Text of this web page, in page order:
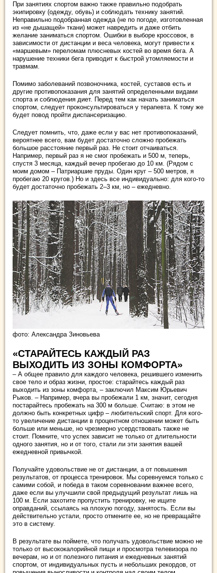
При занятиях спортом важно также правильно подобрать
экипировку (одежду, обувь) и соблюдать технику занятий.
Неправильно подобранная одежда (не по погоде, изготовленная
из «не дышащей» ткани) может навредить и даже отбить
желание заниматься спортом. Ошибки в выборе кроссовок, в
зависимости от дистанции и веса человека, могут привести к
«маршевым» переломам плюсневых костей во время бега. А
нарушение техники бега приводит к быстрой утомляемости и
травмам.
Помимо заболеваний позвоночника, костей, суставов есть и
другие противопоказания для занятий определенными видами
спорта и соблюдения диет. Перед тем как начать заниматься
спортом, следует проконсультироваться у терапевта. К тому же
будет повод пройти диспансеризацию.
Следует помнить, что, даже если у вас нет противопоказаний,
вероятнее всего, вам будет достаточно сложно пробежать
большое расстояние первый раз. Не стоит отчаиваться.
Например, первый раз я не смог пробежать и 500 м, теперь,
спустя 3 месяца, каждый вечер пробегаю до 10 км. (Рядом с
моим домом – Патриаршие пруды. Один круг – 500 метров, я
пробегаю 20 кругов.) Но и здесь все индивидуально: для кого-то
будет достаточно пробежать 2–3 км, но – ежедневно.
фото: Александра Зиновьева
«СТАРАЙТЕСЬ КАЖДЫЙ РАЗ
ВЫХОДИТЬ ИЗ ЗОНЫ КОМФОРТА»
– А общее правило для каждого человека, решившего изменить
свое тело и образ жизни, простое: старайтесь каждый раз
выходить из зоны комфорта, – заключил Максим Юрьевич
Рыков. – Например, вчера вы пробежали 1 км, значит, сегодня
постарайтесь пробежать на 300 м больше. Считаю: в этом не
должно быть конкретных цифр – любительский спорт. Для кого-
то увеличение дистанции в процентном отношении может быть
больше или меньше, но чрезмерно усердствовать также не
стоит. Помните, что успех зависит не только от длительности
одного занятия, но и от того, стали ли эти занятия вашей
ежедневной привычкой.
Получайте удовольствие не от дистанции, а от повышения
результатов, от процесса тренировок. Мы соревнуемся только с
самими собой, и победа в таком соревновании важнее всего,
даже если вы улучшили свой предыдущий результат лишь на
100 м. Если захотите пропустить тренировку, не ищите
оправданий, ссылаясь на плохую погоду, занятость. Если вы
действительно устали, просто отмените ее, но не превращайте
это в систему.
В результате вы поймете, что получать удовольствие можно не
только от высококалорийной пищи и просмотра телевизора по
вечерам, но и от полезного питания и ежедневных занятий
спортом, от индивидуальных пусть и небольших рекордов, от